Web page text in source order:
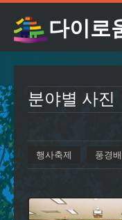
다이로
분야별 사진
행사축제 풍경